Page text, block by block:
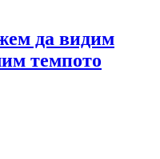
да видим
темпото